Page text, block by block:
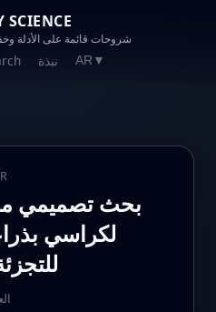
SCIENCE
شروحات قائمة على الأدلة
نبذة AR ▼
بحث تصميمي
لكراسي